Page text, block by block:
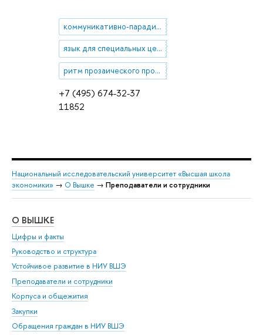
+7 (495) 674-32-37
11852
коммуникативно-парадигматическая лингвистика
язык для специальных целей
ритм прозаического произведения
Национальный исследовательский университет «Высшая школа
экономики» → О Вышке → Преподаватели и сотрудники
О ВЫШКЕ
Цифры и факты
Руководство и структура
Устойчивое развитие в НИУ ВШЭ
Преподаватели и сотрудники
Корпуса и общежития
Закупки
Обращения граждан в НИУ ВШЭ